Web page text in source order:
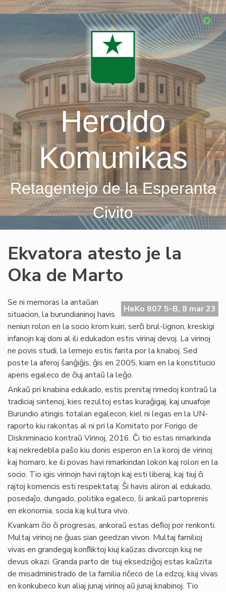
Skip
Heroldo
Komunikas
Retagentejo de la Esperanta
Civito
Ekvatora atesto je la
Oka de Marto
HeKo 807 5-B, 8 mar 23
Se ni memoras la antaŭan
situacion, la burundianinoj havis
neniun rolon en la socio krom kuiri, serĉi brul-lignon, kreskigi
infanojn kaj doni al ili edukadon estis virinaj devoj. La virinoj
ne povis studi, la lernejo estis farita por la knaboj. Sed
poste la aferoj ŝanĝiĝis, ĝis en 2005, kiam en la konstitucio
aperis egaleco de ĉiuj antaŭ la leĝo.
Ankaŭ pri knabina edukado, estis prenitaj rimedoj kontraŭ la
tradiciaj sintenoj, kies rezultoj estas kuraĝigaj, kaj unuafoje
Burundio atingis totalan egalecon, kiel ni legas en la UN-
raporto kiu rakontas al ni pri la Komitato por Forigo de
Diskriminacio kontraŭ Virinoj, 2016. Ĉi tio estas rimarkinda
kaj nekredebla paŝo kiu donis esperon en la koroj de virinoj
kaj homaro, ke ili povas havi rimarkindan lokon kaj rolon en la
socio. Tio igis virinojn havi rajtojn kaj esti liberaj, kaj tiuj ĉi
rajtoj komencis esti respektataj. Ŝi havis aliron al edukado,
posedaĵo, dungado, politika egaleco, ŝi ankaŭ partoprenis
en ekonomia, socia kaj kultura vivo.
Kvankam ĉio ĉi progresas, ankoraŭ estas deﬁoj por renkonti.
Multaj virinoj ne ĝuas sian geedzan vivon. Multaj familioj
vivas en grandegaj konﬂiktoj kiuj kaŭzas divorcojn kiuj ne
devus okazi. Granda parto de tiuj eksedziĝoj estas kaŭzita
de misadministrado de la familia riĉeco de la edzoj, kiuj vivas
en konkubeco kun aliaj junaj virinoj aŭ junaj knabinoj. Tio